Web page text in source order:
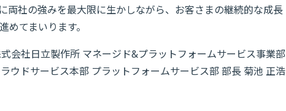
両社の強みを最大限に生かしながら、お客さまの継続的な成長
めてまいります。
会社日立製作所 マネージド&プラットフォームサービス事業部
ウドサービス本部 プラットフォームサービス部 部長 菊池 正浩